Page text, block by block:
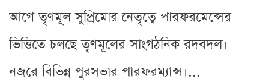
আগে তৃণমূল সুপ্রিমোর নেতৃত্বে পারফরমেন্সের
ভিত্তিতে চলছে তৃণমূলের সাংগঠনিক রদবদল।
নজরে বিভিন্ন পুরসভার পারফরম্যান্স।...